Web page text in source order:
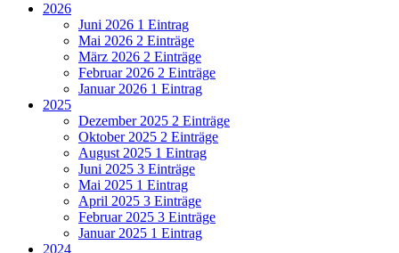
2026
Juni 2026 1 Eintrag
Mai 2026 2 Einträge
März 2026 2 Einträge
Februar 2026 2 Einträge
Januar 2026 1 Eintrag
2025
Dezember 2025 2 Einträge
Oktober 2025 2 Einträge
August 2025 1 Eintrag
Juni 2025 3 Einträge
Mai 2025 1 Eintrag
April 2025 3 Einträge
Februar 2025 3 Einträge
Januar 2025 1 Eintrag
2024